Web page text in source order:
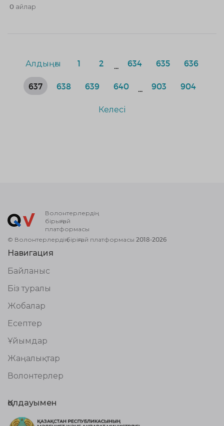
0 айлар
Алдыңғы 1 2 634 635 636
637 638 639 640 903 904
Келесі
Волонтерлердің
бірыңғай
платформасы
© Волонтерлердің біріңғай платформасы 2018-2026
Навигация
Байланыс
Біз туралы
Жобалар
Есептер
Ұйымдар
Жаңалықтар
Волонтерлер
Қолдауымен